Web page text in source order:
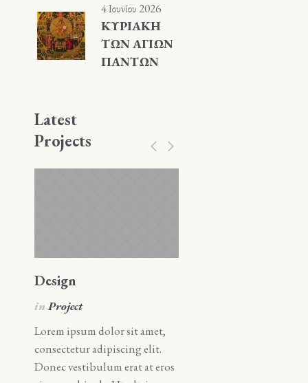
4 Ιουνίου 2026
ΚΥΡΙΑΚΗ
ΤΩΝ ΑΓΙΩΝ
ΠΑΝΤΩΝ
Latest
Projects
Design
inProject
Lorem ipsum dolor sit amet,
consectetur adipiscing elit.
Donec vestibulum erat at eros